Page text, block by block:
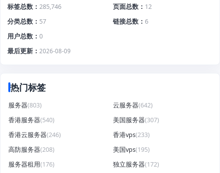
标签总数
285,746 页面总数
12
分类总数
57 链接总数
6
用户总数
0
最后更新
2026-08-09
热门标签
服务器(803) 云服务器(642)
香港服务器(540) 美国服务器(307)
香港云服务器(246) 香港vps(233)
高防服务器(208) 美国vps(195)
服务器租用(176) 独立服务器(172)